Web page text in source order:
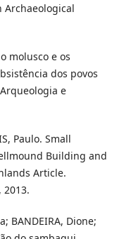
Archaeological
molusco e os
dos povos
e
Paulo. Small
Building and
Article.
2013.
BANDEIRA, Dione;